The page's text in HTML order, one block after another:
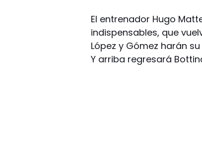
El entrenador Hugo
indispensables, que
López y Gómez harán
Y arriba regresará